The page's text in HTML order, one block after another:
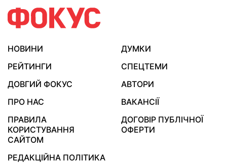
НОВИНИ
ДУМКИ
РЕЙТИНГИ
СПЕЦТЕМИ
ДОВГИЙ ФОКУС
АВТОРИ
ПРО НАС
ВАКАНСІЇ
ПРАВИЛА
КОРИСТУВАННЯ
САЙТОМ
ДОГОВІР ПУБЛІЧНОЇ
ОФЕРТИ
РЕДАКЦІЙНА ПОЛІТИКА